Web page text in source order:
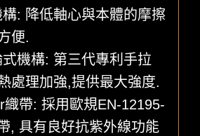
: 降低軸心與本體的摩擦
便.
機構: 第三代專利手拉
處理加強,提供最大強度.
織帶: 採用歐規EN-12195-
, 具有良好抗紫外線功能